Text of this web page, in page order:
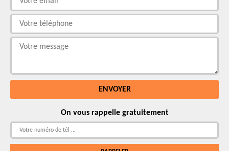
On vous rappelle gratuitement